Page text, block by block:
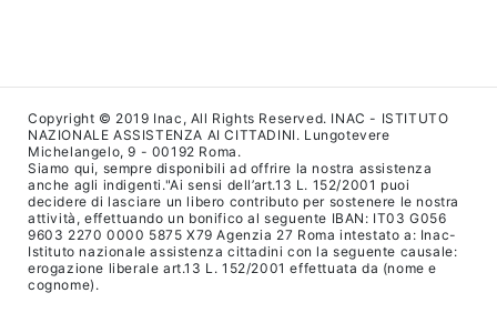
Copyright © 2019 Inac, All Rights Reserved. INAC - ISTITUTO
NAZIONALE ASSISTENZA AI CITTADINI. Lungotevere
Michelangelo, 9 - 00192 Roma.
Siamo qui, sempre disponibili ad offrire la nostra assistenza
anche agli indigenti."Ai sensi dell’art.13 L. 152/2001 puoi
decidere di lasciare un libero contributo per sostenere le nostra
attività, effettuando un bonifico al seguente IBAN: IT03 G056
9603 2270 0000 5875 X79 Agenzia 27 Roma intestato a: Inac-
Istituto nazionale assistenza cittadini con la seguente causale:
erogazione liberale art.13 L. 152/2001 effettuata da (nome e
cognome).